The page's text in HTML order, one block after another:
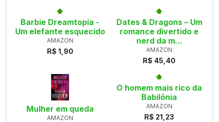
Barbie Dreamtopia -
Um elefante esquecido
AMAZON
R$ 1,90
Dates & Dragons – Um
romance divertido e
nerd da m...
AMAZON
R$ 45,40
Mulher em queda
AMAZON
O homem mais rico da
Babilônia
AMAZON
R$ 21,23